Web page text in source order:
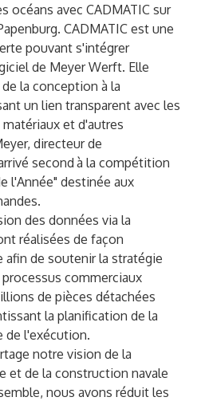
océans avec CADMATIC sur
CADMATIC est une
pouvant s'intégrer
de Meyer Werft. Elle
la conception à la
un lien transparent avec les
et d'autres
directeur de
second à la compétition
l'Année" destinée aux
des données via la
réalisées de façon
de soutenir la stratégie
commerciaux
de pièces détachées
la planification de la
de l'exécution.
notre vision de la
et de la construction navale
nous avons réduit les